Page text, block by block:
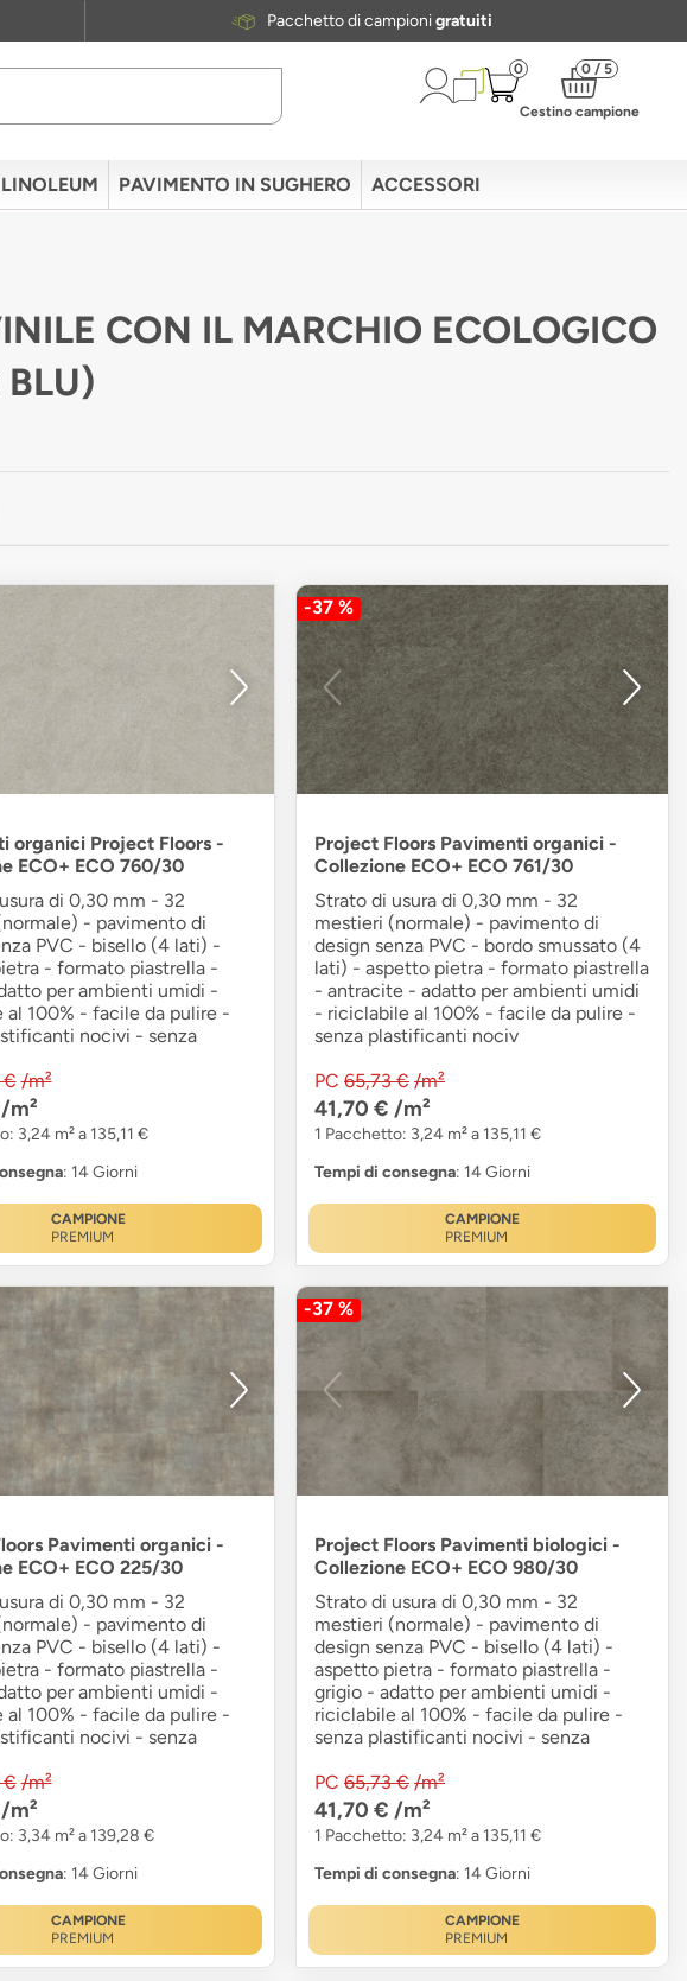
Pacchetto di campionigratuiti
0 0 / 5
Cestino campione
LINOLEUM PAVIMENTO IN SUGHERO ACCESSORI
CON IL MARCHIO ECOLOGICO
organici Project Floors -
ECO+ ECO 760/30
di 0,30 mm - 32
- pavimento di
PVC - bisello (4 lati) -
- formato piastrella -
per ambienti umidi -
al 100% - facile da pulire -
nocivi - senza
€ /m²
/m²
3,24 m² a 135,11 €
: 14 Giorni
CAMPIONE
PREMIUM
-37 %
Project Floors Pavimenti organici -
Collezione ECO+ ECO 761/30
Strato di usura di 0,30 mm - 32
mestieri (normale) - pavimento di
design senza PVC - bordo smussato (4
lati) - aspetto pietra - formato piastrella
- antracite - adatto per ambienti umidi
- riciclabile al 100% - facile da pulire -
senza plastificanti nociv
PC 65,73 € /m²
41,70 € /m²
1 Pacchetto: 3,24 m² a 135,11 €
Tempi di consegna: 14 Giorni
CAMPIONE
PREMIUM
Pavimenti organici -
ECO+ ECO 225/30
di 0,30 mm - 32
- pavimento di
PVC - bisello (4 lati) -
- formato piastrella -
per ambienti umidi -
al 100% - facile da pulire -
nocivi - senza
€ /m²
/m²
3,34 m² a 139,28 €
: 14 Giorni
CAMPIONE
PREMIUM
-37 %
Project Floors Pavimenti biologici -
Collezione ECO+ ECO 980/30
Strato di usura di 0,30 mm - 32
mestieri (normale) - pavimento di
design senza PVC - bisello (4 lati) -
aspetto pietra - formato piastrella -
grigio - adatto per ambienti umidi -
riciclabile al 100% - facile da pulire -
senza plastificanti nocivi - senza
PC 65,73 € /m²
41,70 € /m²
1 Pacchetto: 3,24 m² a 135,11 €
Tempi di consegna: 14 Giorni
CAMPIONE
PREMIUM